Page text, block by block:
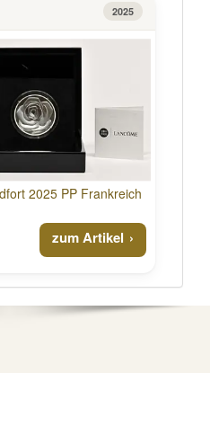
2025
2025 PP Frankreich
zum Artikel